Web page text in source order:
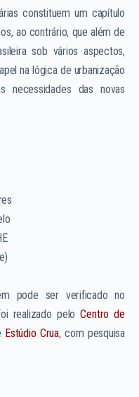
constituem um capítulo
ao contrário, que além de
sob vários aspectos,
na lógica de urbanização
necessidades das novas
pode ser verificado no
realizado peloCentro de
Estúdio Crua, com pesquisa